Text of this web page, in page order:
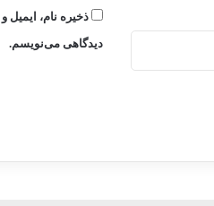
ذخیره نام، ایمیل
دیدگاهی می‌نویسم.